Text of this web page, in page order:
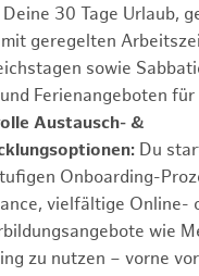
Deine 30 Tage Urlaub,
geregelten
sowie
Ferienangeboten für
Austausch- &
Du
Onboarding-
vielfältige Online-
wie
zu nutzen – vorne